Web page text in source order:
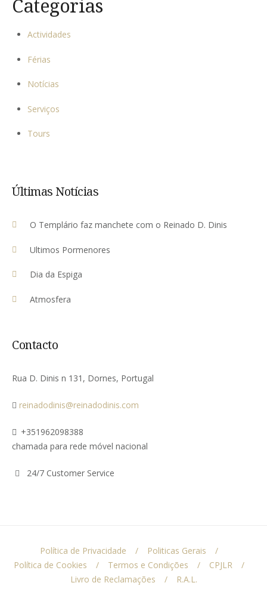
Categorias
Actividades
Férias
Notícias
Serviços
Tours
Últimas Notícias
O Templário faz manchete com o Reinado D. Dinis
Ultimos Pormenores
Dia da Espiga
Atmosfera
Contacto
Rua D. Dinis n 131, Dornes, Portugal
reinadodinis@reinadodinis.com
+351962098388
chamada para rede móvel nacional
24/7 Customer Service
Política de Privacidade
Politicas Gerais
Política de Cookies
Termos e Condições
CPJLR
Livro de Reclamações
R.A.L.